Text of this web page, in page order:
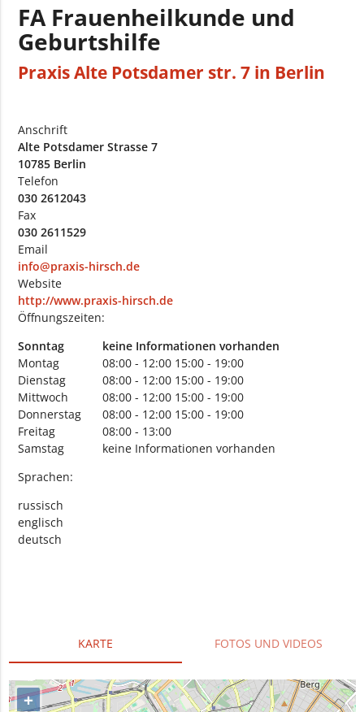
FA Frauenheilkunde und
Geburtshilfe
Praxis Alte Potsdamer str. 7 in Berlin
Anschrift
Alte Potsdamer Strasse 7
10785 Berlin
Telefon
030 2612043
Fax
030 2611529
Email
info@praxis-hirsch.de
Website
http://www.praxis-hirsch.de
Öffnungszeiten:
Sonntag
keine Informationen vorhanden
Montag
08:00 - 12:00 15:00 - 19:00
Dienstag
08:00 - 12:00 15:00 - 19:00
Mittwoch
08:00 - 12:00 15:00 - 19:00
Donnerstag
08:00 - 12:00 15:00 - 19:00
Freitag
08:00 - 13:00
Samstag
keine Informationen vorhanden
Sprachen:
russisch
englisch
deutsch
KARTE FOTOS UND VIDEOS
+